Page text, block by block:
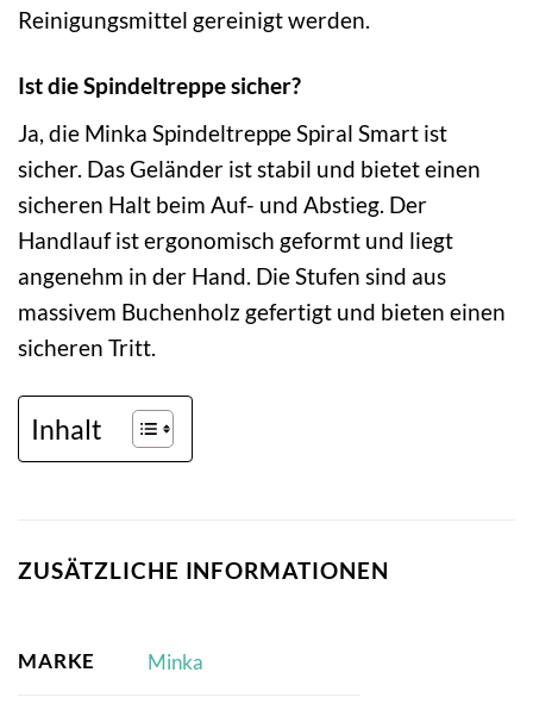
Reinigungsmittel gereinigt werden.
Ist die Spindeltreppe sicher?
Ja, die Minka Spindeltreppe Spiral Smart ist
sicher. Das Geländer ist stabil und bietet einen
sicheren Halt beim Auf- und Abstieg. Der
Handlauf ist ergonomisch geformt und liegt
angenehm in der Hand. Die Stufen sind aus
massivem Buchenholz gefertigt und bieten einen
sicheren Tritt.
Inhalt
ZUSÄTZLICHE INFORMATIONEN
MARKE Minka